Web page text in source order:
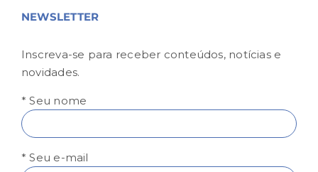
NEWSLETTER
Inscreva-se para receber conteúdos, notícias e
novidades.
* Seu nome
* Seu e-mail